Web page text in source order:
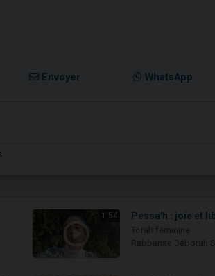
Envoyer WhatsApp
1:54 Pessa'h : joie et